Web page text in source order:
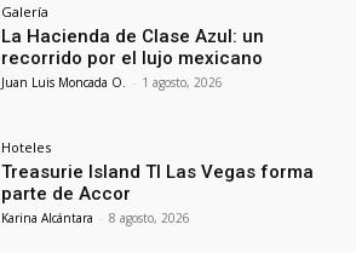
Galería
La Hacienda de Clase Azul: un
recorrido por el lujo mexicano
Juan Luis Moncada O. - 1 agosto, 2026
Hoteles
Treasurie Island TI Las Vegas forma
parte de Accor
Karina Alcántara - 8 agosto, 2026